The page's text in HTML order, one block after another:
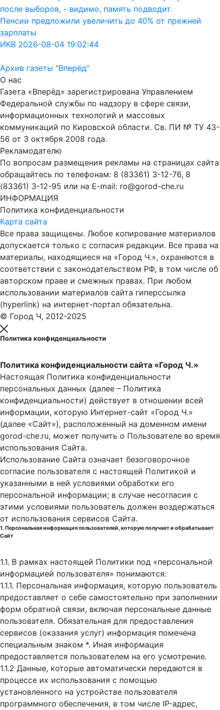
после выборов, - видимо, память подводит.
Пенсии предложили увеличить до 40% от прежней
зарплаты
ИКВ 2026-08-04 19:02:44
Архив газеты "Вперёд"
О нас
Газета «Вперёд» зарегистрирована Управлением
Федеральной службы по надзору в сфере связи,
информационных технологий и массовых
коммуникаций по Кировской области. Св. ПИ № ТУ 43-
56 от 3 октября 2008 года.
Рекламодателю
По вопросам размещения рекламы на страницах сайта
обращайтесь по телефонам: 8 (83361) 3-12-76, 8
(83361) 3-12-95 или на E-mail: ro@gorod-che.ru
ИНФОРМАЦИЯ
Политика конфиденциальности
Карта сайта
Все права защищены. Любое копирование материалов
допускается только с согласия редакции. Все права на
материалы, находящиеся на «Город Ч.», охраняются в
соответствии с законодательством РФ, в том числе об
авторском праве и смежных правах. При любом
использовании материалов сайта гиперссылка
(hyperlink) на интернет-портал обязательна.
© Город Ч, 2012-2025
Политика конфиденциальности
Политика конфиденциальности сайта «Город Ч.»
Настоящая Политика конфиденциальности
персональных данных (далее – Политика
конфиденциальности) действует в отношении всей
информации, которую Интернет-сайт «Город Ч.»
(далее «Сайт»), расположенный на доменном имени
gorod-che.ru, может получить о Пользователе во время
использования Cайта.
Использование Сайта означает безоговорочное
согласие пользователя с настоящей Политикой и
указанными в ней условиями обработки его
персональной информации; в случае несогласия с
этими условиями пользователь должен воздержаться
от использования сервисов Сайта.
1. Персональная информация пользователей, которую получает и обрабатывает
Сайт
1.1. В рамках настоящей Политики под «персональной
информацией пользователя» понимаются:
1.1.1. Персональная информация, которую пользователь
предоставляет о себе самостоятельно при заполнении
форм обратной связи, включая персональные данные
пользователя. Обязательная для предоставления
сервисов (оказания услуг) информация помечена
специальным знаком *. Иная информация
предоставляется пользователем на его усмотрение.
1.1.2 Данные, которые автоматически передаются в
процессе их использования с помощью
установленного на устройстве пользователя
программного обеспечения, в том числе IP-адрес,